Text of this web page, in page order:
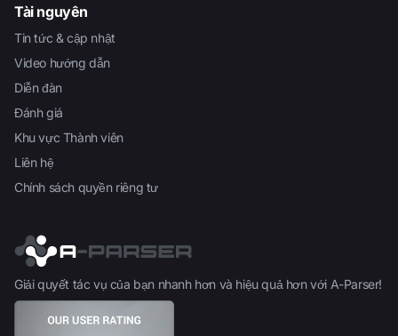
Tài nguyên
Tin tức & cập nhật
Video hướng dẫn
Diễn đàn
Đánh giá
Khu vực Thành viên
Liên hệ
Chính sách quyền riêng tư
Giải quyết tác vụ của bạn nhanh hơn và hiệu quả hơn với A-Parser!